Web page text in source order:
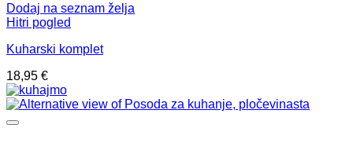
Dodaj na seznam želja
Hitri pogled
Kuharski komplet
18,95 €